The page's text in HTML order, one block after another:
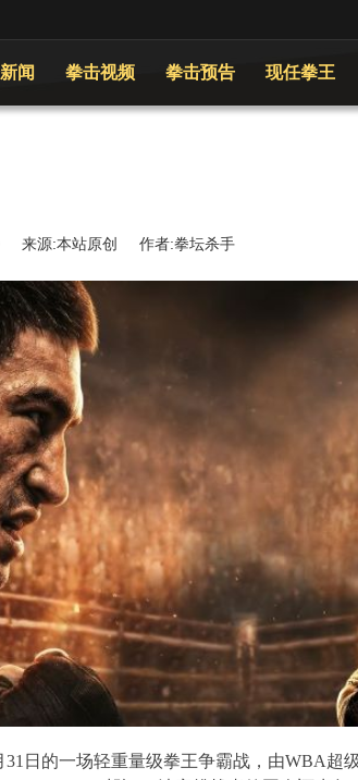
闻 拳击视频 拳击预告 现任拳王
来源:本站原创 作者:拳坛杀手
31 日的一场轻重量级拳王争霸战，由WBA超